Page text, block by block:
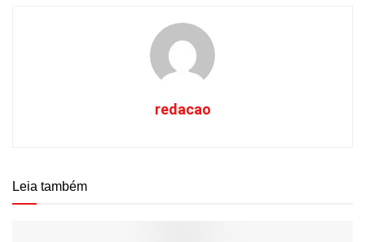
redacao
Leia também